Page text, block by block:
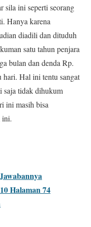
sila ini seperti seorang
Hanya karena
diadili dan dituduh
satu tahun penjara
bulan dan denda Rp.
hari. Hal ini tentu sangat
saja tidak dihukum
ini masih bisa
ini.
Halaman 74